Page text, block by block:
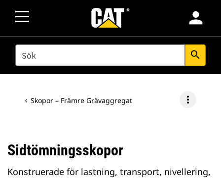
person
SEARCH search
Skopor – Främre Grävaggregat more_vert
Sidtömningsskopor
Konstruerade för lastning, transport, nivellering,